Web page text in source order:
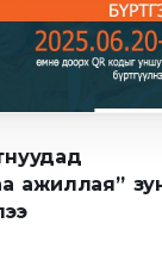
зуны